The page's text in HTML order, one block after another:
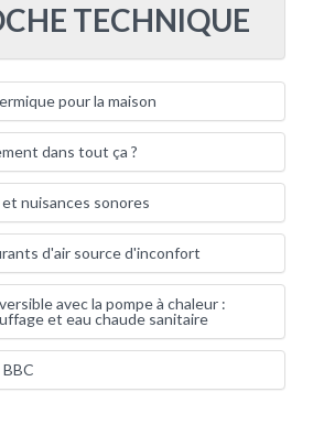
TECHNIQUE
pour la maison
dans tout ça ?
nuisances sonores
d'air source d'inconfort
avec la pompe à chaleur :
et eau chaude sanitaire